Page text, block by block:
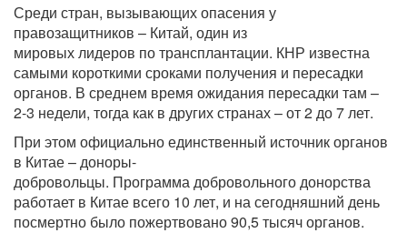
Среди стран, вызывающих опасения у
правозащитников – Китай, один из
мировых лидеров по трансплантации. КНР известна
самыми короткими сроками получения и пересадки
органов. В среднем время ожидания пересадки там –
2-3 недели, тогда как в других странах – от 2 до 7 лет.
При этом официально единственный источник органов
в Китае – доноры-
добровольцы. Программа добровольного донорства
работает в Китае всего 10 лет, и на сегодняшний день
посмертно было пожертвовано 90,5 тысяч органов.